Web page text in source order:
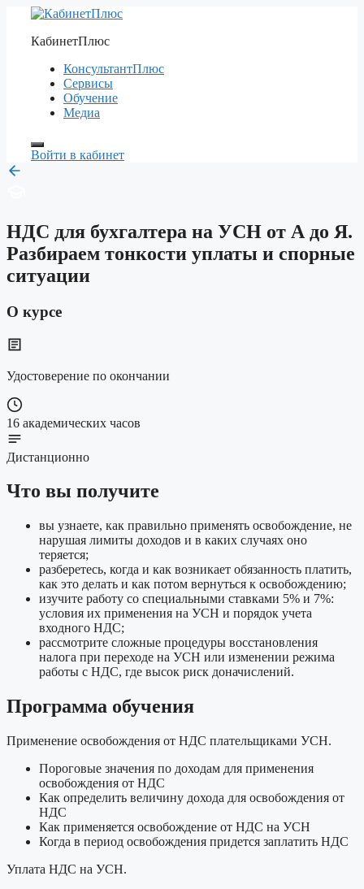
Перейти
содержимому
КабинетПлюс
КонсультантПлюс
Сервисы
Обучение
Медиа
Войти в кабинет
НДС для бухгалтера на УСН от А до Я.
Разбираем тонкости уплаты и спорные
ситуации
О курсе
Удостоверение по окончании
16 академических часов
Дистанционно
Что вы получите
вы узнаете, как правильно применять освобождение, не
нарушая лимиты доходов и в каких случаях оно
теряется;
разберетесь, когда и как возникает обязанность платить,
как это делать и как потом вернуться к освобождению;
изучите работу со специальными ставками 5% и 7%:
условия их применения на УСН и порядок учета
входного НДС;
рассмотрите сложные процедуры восстановления
налога при переходе на УСН или изменении режима
работы с НДС, где высок риск доначислений.
Программа обучения
Применение освобождения от НДС плательщиками УСН.
Пороговые значения по доходам для применения
освобождения от НДС
Как определить величину дохода для освобождения от
НДС
Как применяется освобождение от НДС на УСН
Когда в период освобождения придется заплатить НДС
Уплата НДС на УСН.